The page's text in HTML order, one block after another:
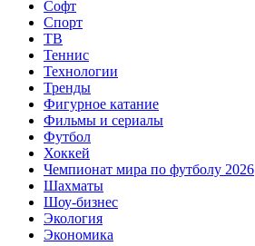
Софт
Спорт
ТВ
Теннис
Технологии
Тренды
Фигурное катание
Фильмы и сериалы
Футбол
Хоккей
Чемпионат мира по футболу 2026
Шахматы
Шоу-бизнес
Экология
Экономика